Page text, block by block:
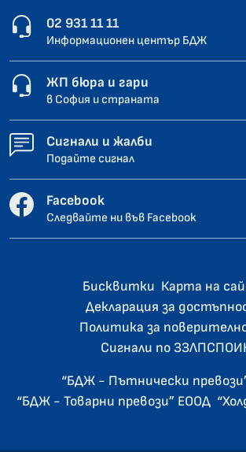
02 931 11 11
Информационен център БДЖ
ЖП бюра и гари
в София и страната
Сигнали и жалби
Подайте сигнал
Facebook
Следвайте ни във Facebook
Бисквитки Карта на
Декларация за
Политика за
Сигнали по
“БДЖ - Пътнически
“БДЖ - Товарни превози” ЕООД